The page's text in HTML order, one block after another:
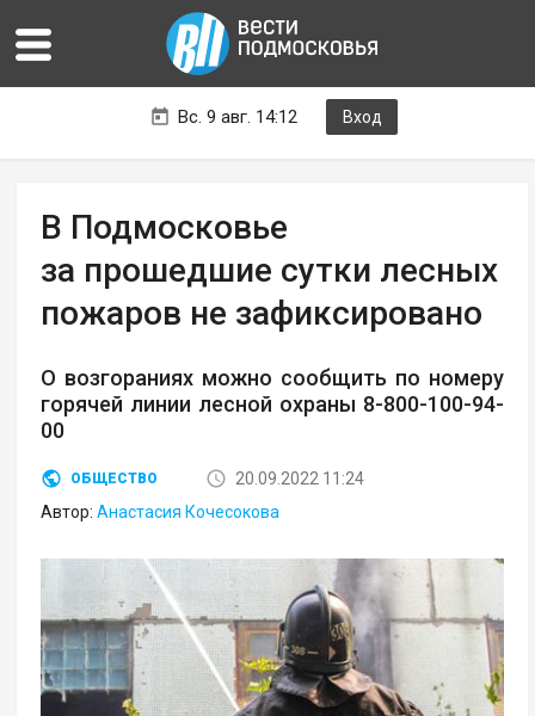
Вс. 9 авг. 14:12 Вход
В Подмосковье
за прошедшие сутки лесных
пожаров не зафиксировано
О возгораниях можно сообщить по номеру
горячей линии лесной охраны 8-800-100-94-
00
ОБЩЕСТВО
20.09.2022 11:24
Автор:Анастасия Кочесокова